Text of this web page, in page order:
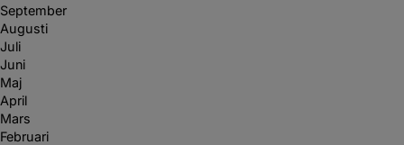
September
Augusti
Juli
Juni
Maj
April
Mars
Februari